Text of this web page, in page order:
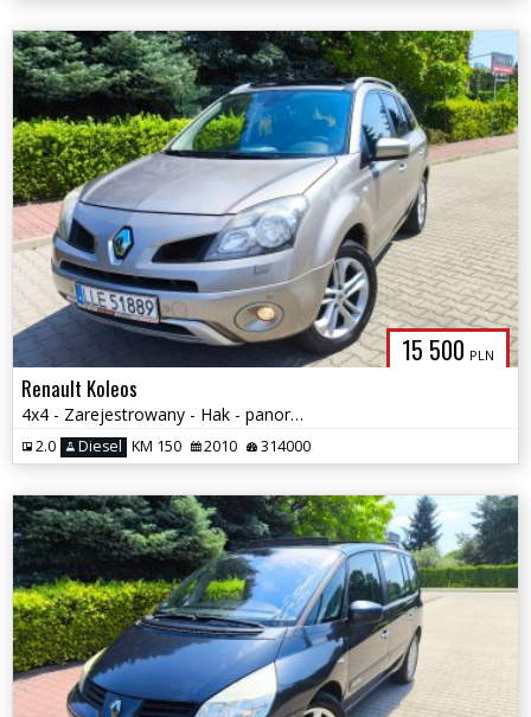
15 500 PLN
Renault Koleos
4x4 - Zarejestrowany - Hak - panorama - Bose
2.0 Diesel KM 150 2010 314000